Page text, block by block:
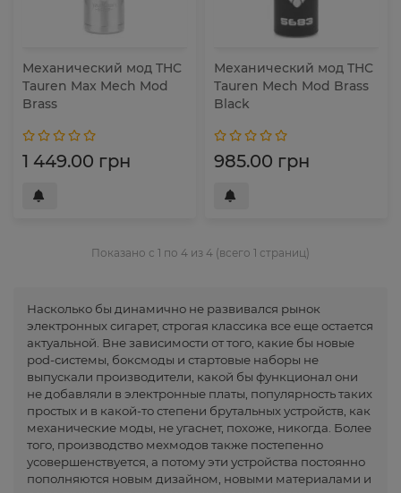
Механический мод THC
Tauren Max Mech Mod
Brass
1 449.00 грн
Механический мод THC
Tauren Mech Mod Brass
Black
985.00 грн
Показано с 1 по 4 из 4 (всего 1 страниц)
Насколько бы динамично не развивался рынок
электронных сигарет, строгая классика все еще остается
актуальной. Вне зависимости от того, какие бы новые
pod-системы, боксмоды и стартовые наборы не
выпускали производители, какой бы функционал они
не добавляли в электронные платы, популярность таких
простых и в какой-то степени брутальных устройств, как
механические моды, не угаснет, похоже, никогда. Более
того, производство мехмодов также постепенно
усовершенствуется, а потому эти устройства постоянно
пополняются новым дизайном, новыми материалами и